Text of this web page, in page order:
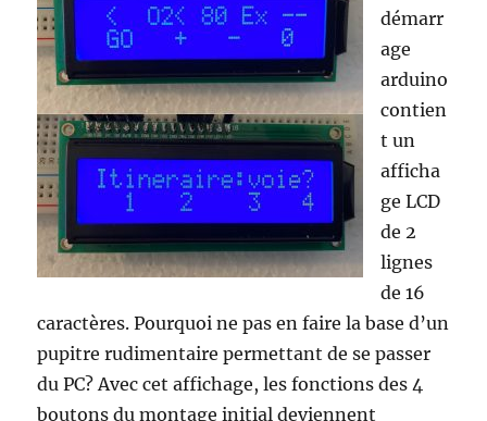
démarr
age
arduino
contien
t un
afficha
ge LCD
de 2
lignes
de 16
caractères. Pourquoi ne pas en faire la base d’un
pupitre rudimentaire permettant de se passer
du PC? Avec cet affichage, les fonctions des 4
boutons du montage initial deviennent